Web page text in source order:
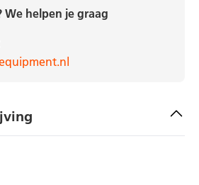
We helpen je graag